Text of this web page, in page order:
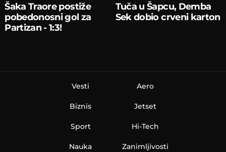
Šaka Traore postiže
pobedonosni gol za
Partizan - 1:3!
Tuča u Šapcu, Demba
Sek dobio crveni karton
Vesti
Biznis
Sport
Nauka
Aero
Jetset
Hi-Tech
Zanimljivosti